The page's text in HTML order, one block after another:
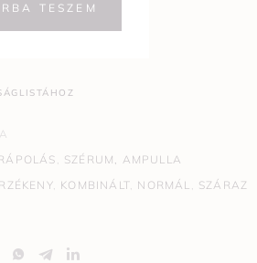
TESZEM
, SZÉRUM, AMPULLA
, KOMBINÁLT, NORMÁL , SZÁRAZ